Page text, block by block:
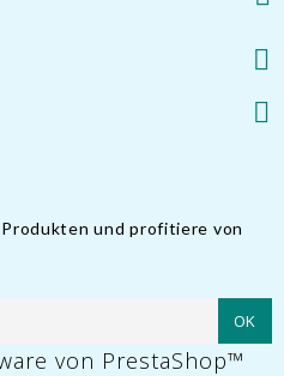
und profitiere von
von PrestaShop™